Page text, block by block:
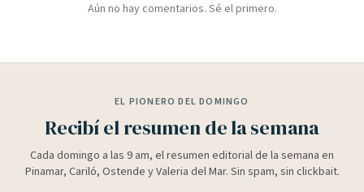
Aún no hay comentarios. Sé el primero.
EL PIONERO DEL DOMINGO
Recibí el resumen de la semana
Cada domingo a las 9 am, el resumen editorial de la semana en
Pinamar, Cariló, Ostende y Valeria del Mar. Sin spam, sin clickbait.